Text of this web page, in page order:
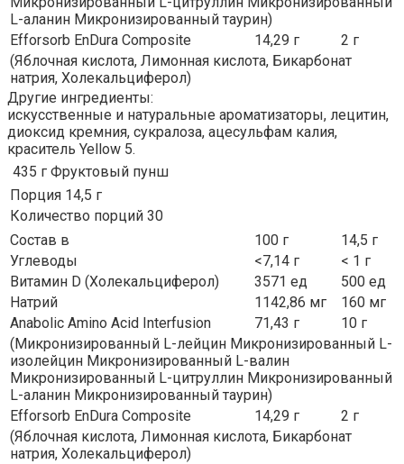
L-аланин Микронизированный таурин)
Efforsorb EnDura Composite
14,29 г
2 г
(Яблочная кислота, Лимонная кислота, Бикарбонат
натрия, Холекальциферол)
Другие ингредиенты:
искусственные и натуральные ароматизаторы, лецитин,
диоксид кремния, сукралоза, ацесульфам калия,
краситель Yellow 5.
435 г Фруктовый пунш
Порция 14,5 г
Количество порций 30
Состав в
100 г
14,5 г
Углеводы
<7,14 г
< 1 г
Витамин D (Холекальциферол)
3571 ед
500 ед
Натрий
1142,86 мг
160 мг
Anabolic Amino Acid Interfusion
71,43 г
10 г
(Микронизированный L-лейцин Микронизированный L-
изолейцин Микронизированный L-валин
Микронизированный L-цитруллин Микронизированный
L-аланин Микронизированный таурин)
Efforsorb EnDura Composite
14,29 г
2 г
(Яблочная кислота, Лимонная кислота, Бикарбонат
натрия, Холекальциферол)